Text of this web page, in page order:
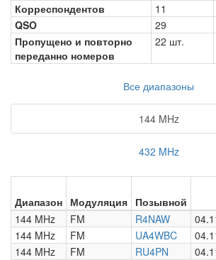
Корреспондентов
11
QSO
29
Пропущено и повторно
переданно номеров
22 шт.
Все диапазоны
144 MHz
432 MHz
Диапазон Модуляция Позывной
144 MHz
FM R4NAW
144 MHz
FM UA4WBC
144 MHz
FM RU4PN